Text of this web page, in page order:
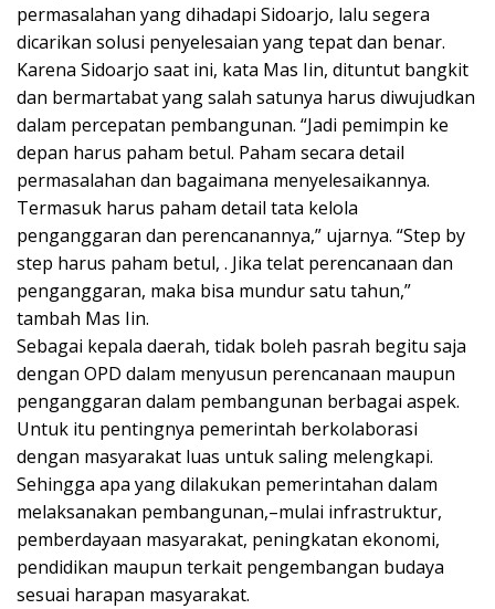
permasalahan yang dihadapi Sidoarjo, lalu segera
dicarikan solusi penyelesaian yang tepat dan benar.
Karena Sidoarjo saat ini, kata Mas Iin, dituntut bangkit
dan bermartabat yang salah satunya harus diwujudkan
dalam percepatan pembangunan. “Jadi pemimpin ke
depan harus paham betul. Paham secara detail
permasalahan dan bagaimana menyelesaikannya.
Termasuk harus paham detail tata kelola
penganggaran dan perencanannya,” ujarnya. “Step by
step harus paham betul, . Jika telat perencanaan dan
penganggaran, maka bisa mundur satu tahun,”
tambah Mas Iin.
Sebagai kepala daerah, tidak boleh pasrah begitu saja
dengan OPD dalam menyusun perencanaan maupun
penganggaran dalam pembangunan berbagai aspek.
Untuk itu pentingnya pemerintah berkolaborasi
dengan masyarakat luas untuk saling melengkapi.
Sehingga apa yang dilakukan pemerintahan dalam
melaksanakan pembangunan,–mulai infrastruktur,
pemberdayaan masyarakat, peningkatan ekonomi,
pendidikan maupun terkait pengembangan budaya
sesuai harapan masyarakat.